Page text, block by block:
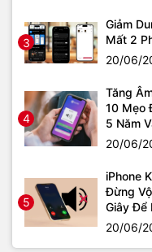
3
Giảm
Mất 2
20/06/
4
Tăng
10 Mẹo
5 Năm
20/06/
5
iPhone
Đừng
Giây Để
20/06/